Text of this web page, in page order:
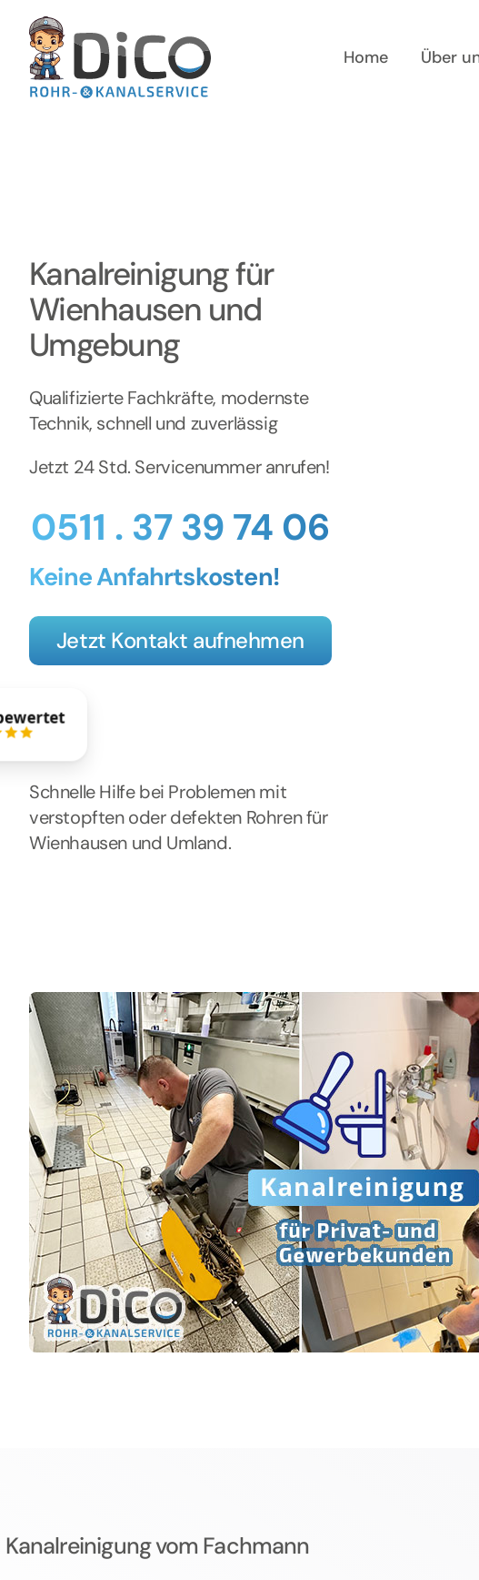
Inhalt
springen
Home Über
Kanalreinigung für
Wienhausen und
Umgebung
Qualifizierte Fachkräfte, modernste
Technik, schnell und zuverlässig
Jetzt 24 Std. Servicenummer anrufen!
0511 . 37 39 74 06
Keine Anfahrtskosten!
Jetzt Kontakt aufnehmen
Schnelle Hilfe bei Problemen mit
verstopften oder defekten Rohren für
Wienhausen und Umland.
Kanalreinigung vom Fachmann